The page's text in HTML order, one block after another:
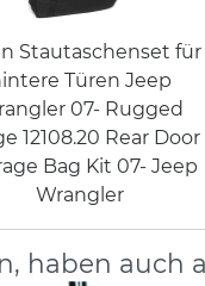
Stautaschenset für
Türen Jeep
07- Rugged
12108.20 Rear Door
Bag Kit 07- Jeep
Wrangler
haben auch